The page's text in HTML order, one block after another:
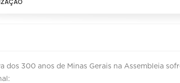
dos 300 anos de Minas Gerais na Assembleia